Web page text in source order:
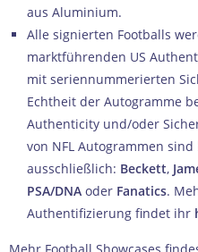
aus Aluminium.
Alle signierten Footballs
marktführenden US
mit seriennummerierten
Echtheit der Autogramme
Authenticity und/oder
von NFL Autogrammen sind
ausschließlich: Beckett,
PSA/DNA oder Fanatics.
Authentifizierung findet ihr